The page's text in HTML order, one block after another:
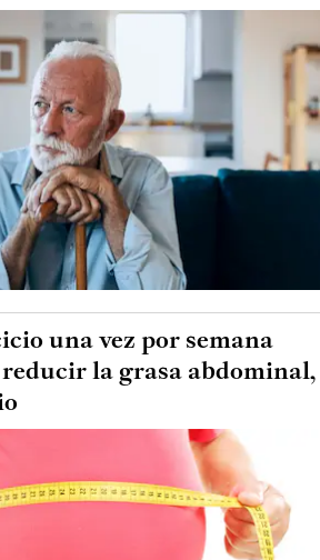
una vez por semana
la grasa abdominal,